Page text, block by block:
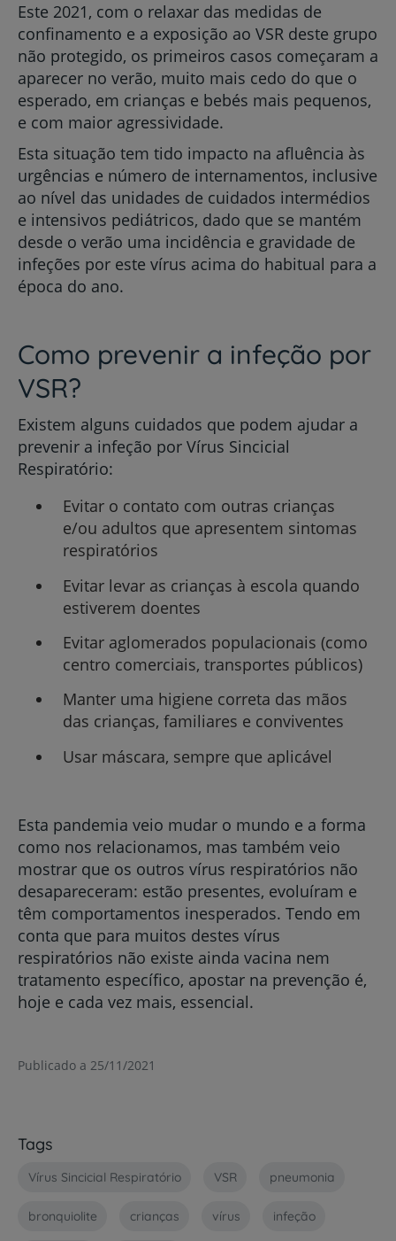
Este 2021, com o relaxar das medidas de
confinamento e a exposição ao VSR deste grupo
não protegido, os primeiros casos começaram a
aparecer no verão, muito mais cedo do que o
esperado, em crianças e bebés mais pequenos,
e com maior agressividade.
Esta situação tem tido impacto na afluência às
urgências e número de internamentos, inclusive
ao nível das unidades de cuidados intermédios
e intensivos pediátricos, dado que se mantém
desde o verão uma incidência e gravidade de
infeções por este vírus acima do habitual para a
época do ano.
Como prevenir a infeção por
VSR?
Existem alguns cuidados que podem ajudar a
prevenir a infeção por Vírus Sincicial
Respiratório:
Evitar o contato com outras crianças
e/ou adultos que apresentem sintomas
respiratórios
Evitar levar as crianças à escola quando
estiverem doentes
Evitar aglomerados populacionais (como
centro comerciais, transportes públicos)
Manter uma higiene correta das mãos
das crianças, familiares e conviventes
Usar máscara, sempre que aplicável
Esta pandemia veio mudar o mundo e a forma
como nos relacionamos, mas também veio
mostrar que os outros vírus respiratórios não
desapareceram: estão presentes, evoluíram e
têm comportamentos inesperados. Tendo em
conta que para muitos destes vírus
respiratórios não existe ainda vacina nem
tratamento específico, apostar na prevenção é,
hoje e cada vez mais, essencial.
Publicado a 25/11/2021
Tags
Vírus Sincicial Respiratório VSR pneumonia
bronquiolite crianças vírus infeção